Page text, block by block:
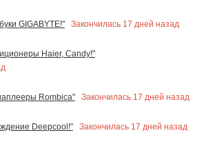
GIGABYTE!"
Закончилась 17 дней назад
Haier, Candy!"
Rombica"
Закончилась 17 дней назад
Deepcool!"
Закончилась 17 дней назад